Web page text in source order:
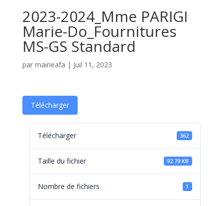
2023-2024_Mme PARIGI
Marie-Do_Fournitures
MS-GS Standard
par mairieafa | Juil 11, 2023
Télécharger
Télécharger 362
Taille du fichier 92.79 KB
Nombre de fichiers 1